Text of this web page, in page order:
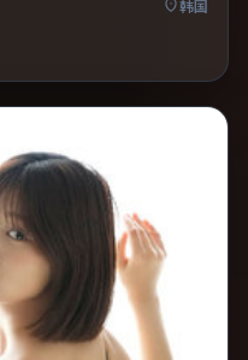
韩国